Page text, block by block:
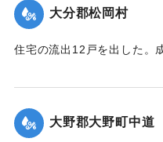
刊3面】
｜固有コード: 00481048
大分郡松岡村
住宅の流出12戸を出した。
刊3面】大野郡大野町中道